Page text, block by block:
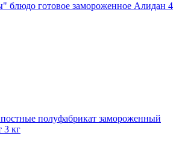
готовое замороженное Алидан 4
полуфабрикат замороженный
3 кг